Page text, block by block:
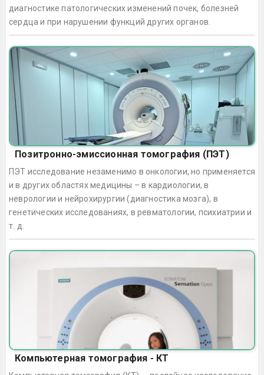
диагностике патологических изменений почек, болезней
сердца и при нарушении функций других органов.
Позитронно-эмиссионная томография (ПЭТ)
ПЭТ исследование незаменимо в онкологии, но применяется
и в других областях медицины – в кардиологии, в
неврологии и нейрохирургии (диагностика мозга), в
генетических исследованиях, в ревматологии, психиатрии и
т. д.
Компьютерная томография - КТ